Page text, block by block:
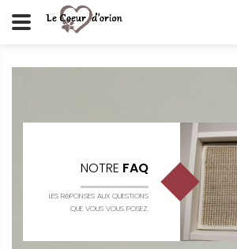
NOTRE FAQ
LES RéPONSES AUX QUESTIONS
QUE VOUS VOUS POSEZ.